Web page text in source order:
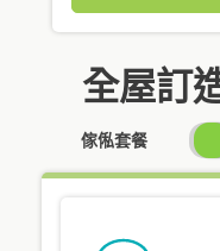
全屋訂
傢俬套餐